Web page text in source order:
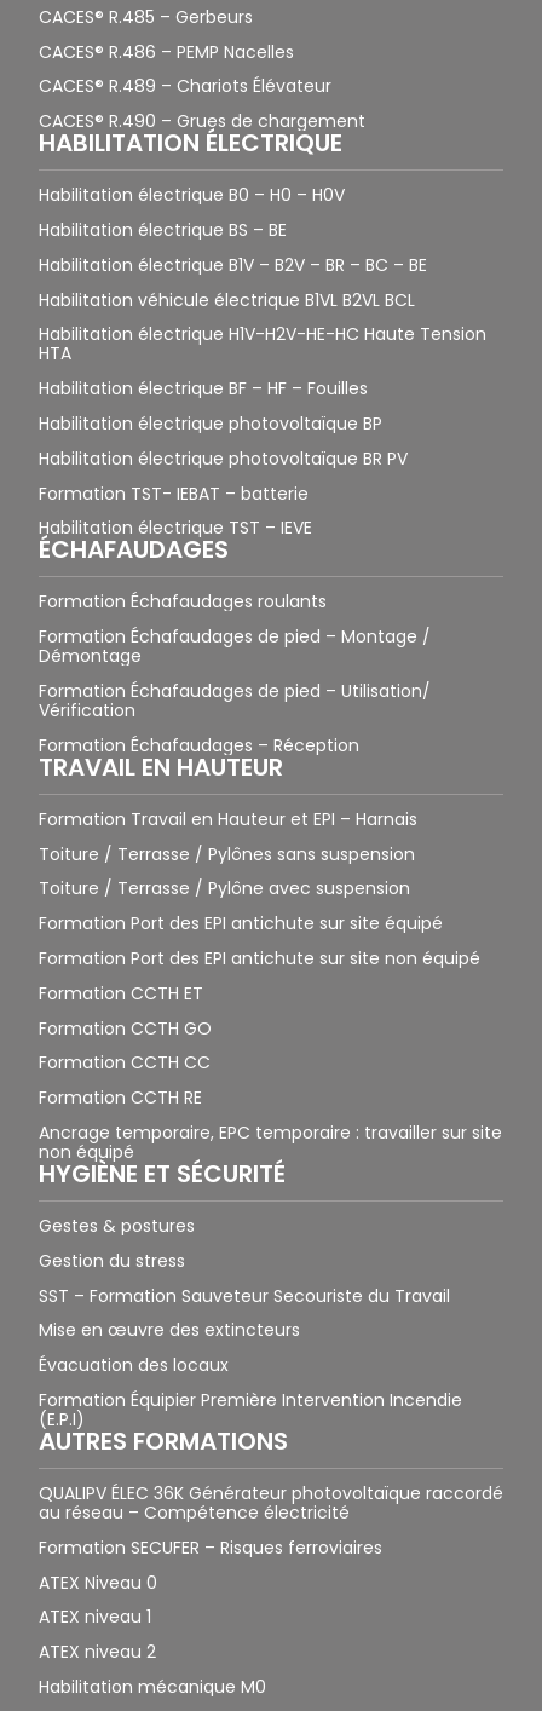
CACES® R.485 – Gerbeurs
CACES® R.486 – PEMP Nacelles
CACES® R.489 – Chariots Élévateur
CACES® R.490 – Grues de chargement
HABILITATION ÉLECTRIQUE
Habilitation électrique B0 – H0 – H0V
Habilitation électrique BS – BE
Habilitation électrique B1V – B2V – BR – BC – BE
Habilitation véhicule électrique B1VL B2VL BCL
Habilitation électrique H1V-H2V-HE-HC Haute Tension
HTA
Habilitation électrique BF – HF – Fouilles
Habilitation électrique photovoltaïque BP
Habilitation électrique photovoltaïque BR PV
Formation TST- IEBAT – batterie
Habilitation électrique TST – IEVE
ÉCHAFAUDAGES
Formation Échafaudages roulants
Formation Échafaudages de pied – Montage /
Démontage
Formation Échafaudages de pied – Utilisation/
Vérification
Formation Échafaudages – Réception
TRAVAIL EN HAUTEUR
Formation Travail en Hauteur et EPI – Harnais
Toiture / Terrasse / Pylônes sans suspension
Toiture / Terrasse / Pylône avec suspension
Formation Port des EPI antichute sur site équipé
Formation Port des EPI antichute sur site non équipé
Formation CCTH ET
Formation CCTH GO
Formation CCTH CC
Formation CCTH RE
Ancrage temporaire, EPC temporaire : travailler sur site
non équipé
HYGIÈNE ET SÉCURITÉ
Gestes & postures
Gestion du stress
SST – Formation Sauveteur Secouriste du Travail
Mise en œuvre des extincteurs
Évacuation des locaux
Formation Équipier Première Intervention Incendie
(E.P.I)
AUTRES FORMATIONS
QUALIPV ÉLEC 36K Générateur photovoltaïque raccordé
au réseau – Compétence électricité
Formation SECUFER – Risques ferroviaires
ATEX Niveau 0
ATEX niveau 1
ATEX niveau 2
Habilitation mécanique M0